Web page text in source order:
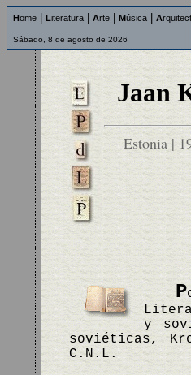
Home Literatura Arte Música A
Sábado, 8 de agosto de 2026
Jaan
Estonia |
P
y
soviéticas,
C.N.L.